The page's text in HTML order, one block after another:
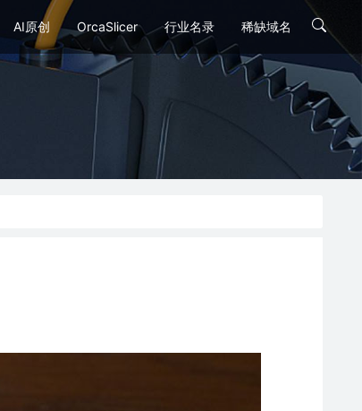
AI原创 OrcaSlicer 行业名录 稀缺域名